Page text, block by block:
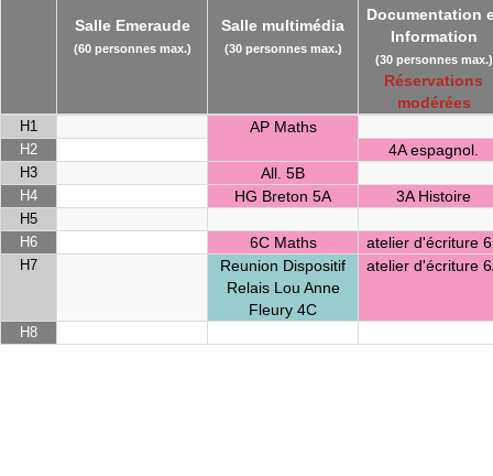
Salle Emeraude
(60 personnes max.)
Salle multimédia
(30 personnes max.)
Documentation
Information
(30 personnes max.)
Réservations
modérées
H1 AP Maths
H2 4A espagnol.
H3 All. 5B
H4 HG Breton 5A 3A Histoire
H5
H6
6C Maths atelier d'écriture
H7
Reunion Dispositif
Relais Lou Anne
Fleury 4C
atelier d'écriture
H8